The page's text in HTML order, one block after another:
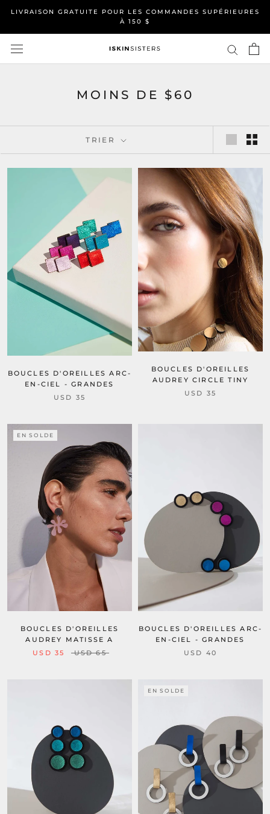
contenu
LIVRAISON GRATUITE POUR LES COMMANDES SUPÉRIEURES
À 150 $
MOINS DE $60
TRIER
BOUCLES D'OREILLES ARC-
EN-CIEL - GRANDES
USD 35
BOUCLES D'OREILLES
AUDREY CIRCLE TINY
USD 35
EN SOLDE
BOUCLES D'OREILLES
AUDREY MATISSE A
USD 35
USD 65
BOUCLES D'OREILLES ARC-
EN-CIEL - GRANDES
USD 40
EN SOLDE